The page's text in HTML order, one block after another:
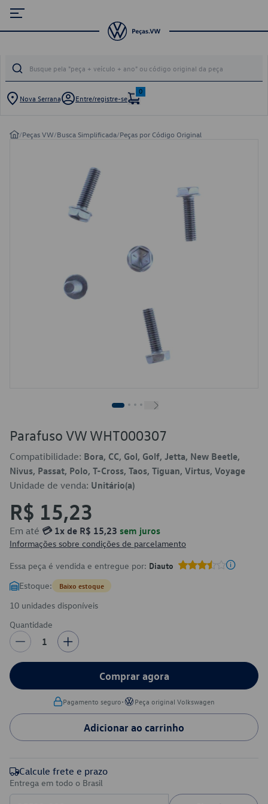
Nova Serrana Entre/registre-se
0
/Peças VW/Busca Simplificada/Peças por Código Original
Parafuso VW WHT000307
Compatibilidade: Bora, CC, Gol, Golf, Jetta, New Beetle,
Nivus, Passat, Polo, T-Cross, Taos, Tiguan, Virtus, Voyage
Unidade de venda: Unitário(a)
R$ 15,23
Em até 💳 1x de R$ 15,23 sem juros
Informações sobre condições de parcelamento
Essa peça é vendida e entregue por: Diauto
Estoque: Baixo estoque
10 unidades disponíveis
Quantidade
1
Comprar agora
Pagamento seguro• Peça original Volkswagen
Adicionar ao carrinho
Calcule frete e prazo
Entrega em todo o Brasil